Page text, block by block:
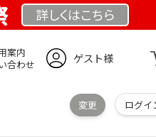
詳しくはこちら
案内
合わせ
ゲスト様
変更 ログイ